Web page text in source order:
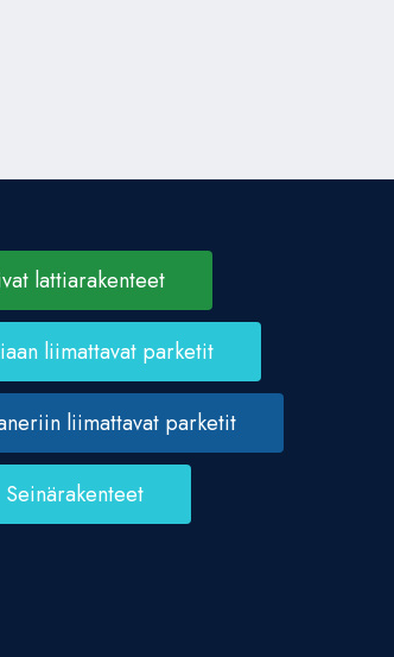
lattiarakenteet
liimattavat parketit
liimattavat parketit
Seinärakenteet